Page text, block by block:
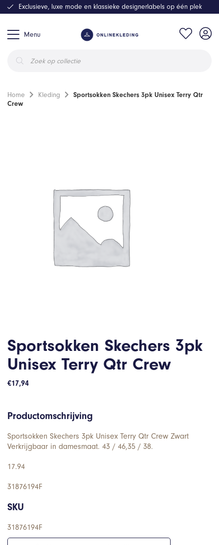
Menu
zoeken
Exclusieve, luxe mode en klassieke designerlabels op één plek
Home Kleding
Sportsokken Skechers 3pk Unisex Terry Qtr
Crew
Sportsokken Skechers 3pk
Unisex Terry Qtr Crew
€17,94
Productomschrijving
Sportsokken Skechers 3pk Unisex Terry Qtr Crew Zwart
Verkrijgbaar in damesmaat. 43 / 46,35 / 38.
17.94
31876194F
SKU
31876194F